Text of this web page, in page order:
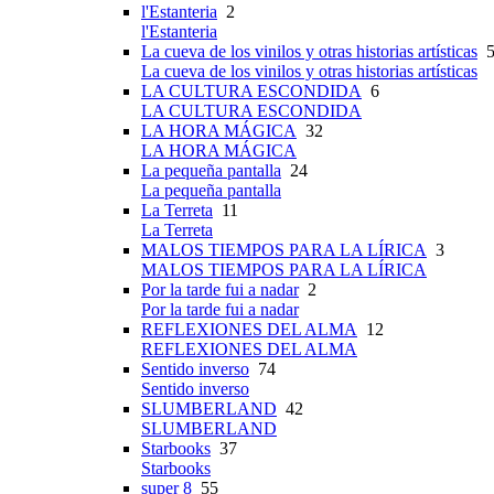
l'Estanteria 2
l'Estanteria
La cueva de los vinilos y otras historias artísticas
La cueva de los vinilos y otras historias artísticas
LA CULTURA ESCONDIDA 6
LA CULTURA ESCONDIDA
LA HORA MÁGICA 32
LA HORA MÁGICA
La pequeña pantalla 24
La pequeña pantalla
La Terreta 11
La Terreta
MALOS TIEMPOS PARA LA LÍRICA 3
MALOS TIEMPOS PARA LA LÍRICA
Por la tarde fui a nadar2
Por la tarde fui a nadar
REFLEXIONES DEL ALMA
12
REFLEXIONES DEL ALMA
Sentido inverso 74
Sentido inverso
SLUMBERLAND 42
SLUMBERLAND
Starbooks 37
Starbooks
super 8 55